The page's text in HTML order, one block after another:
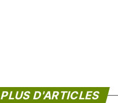
PLUS D'ARTICLES